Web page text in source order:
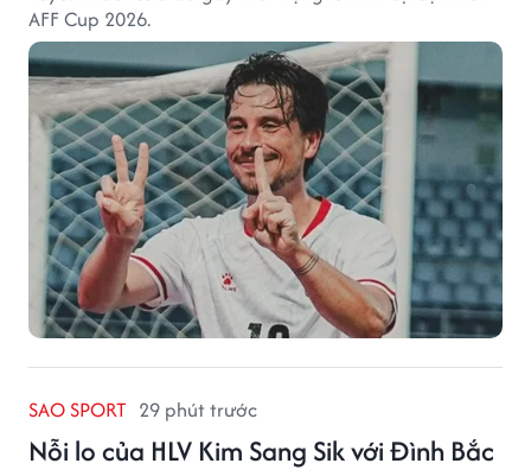
AFF Cup 2026.
SAO SPORT 29 phút trước
Nỗi lo của HLV Kim Sang Sik với Đình Bắc